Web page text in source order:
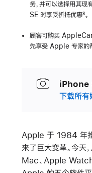
务，并可以选择用其
SE 时享受折抵优惠8。
顾客可购买
先享受 Apple 专家的
iPhone
下载所有
Apple 于 1984 年
来了巨大变革。今天
Mac、Apple